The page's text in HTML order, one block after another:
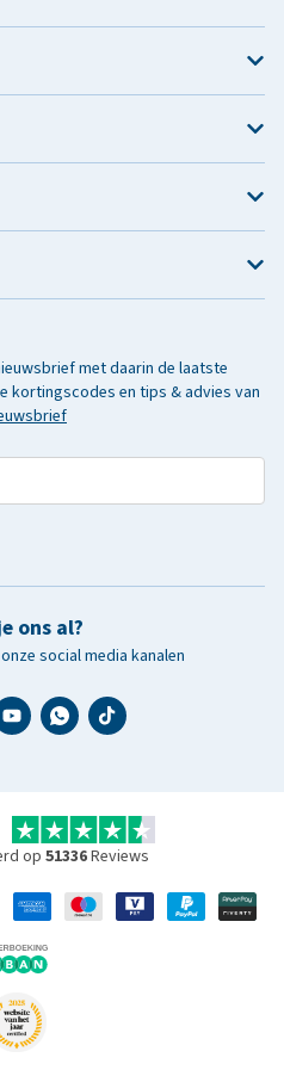
met daarin de laatste
kortingscodes en tips & advies van
ons al?
social media kanalen
op 51336Reviews